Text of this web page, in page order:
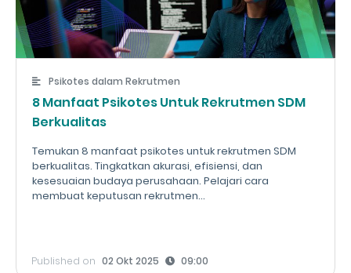
Psikotes dalam Rekrutmen
8 Manfaat Psikotes Untuk Rekrutmen SDM
Berkualitas
Temukan 8 manfaat psikotes untuk rekrutmen SDM
berkualitas. Tingkatkan akurasi, efisiensi, dan
kesesuaian budaya perusahaan. Pelajari cara
membuat keputusan rekrutmen...
Published on 02 Okt 2025 09:00